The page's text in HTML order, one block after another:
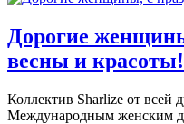
Дорогие
весны и красоты!
Коллектив Sharlize от всей
Международным женским